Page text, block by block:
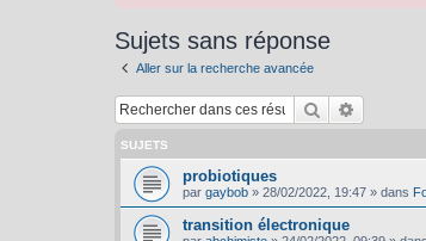
Sujets sans réponse
Aller sur la recherche avancée
Rechercher
SUJETS
probiotiques
par gaybob » 28/02/2022, 19:47 » dans
transition électronique